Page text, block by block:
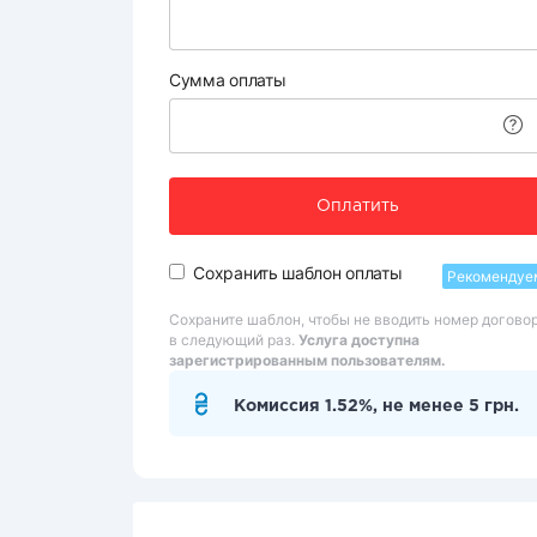
Сумма оплаты
Оплатить
Сохранить шаблон оплаты
Сохраните шаблон, чтобы не вводить номер
в следующий раз. Услуга доступна
зарегистрированным пользователям.
Комиссия 1.52%, не менее 5 грн.